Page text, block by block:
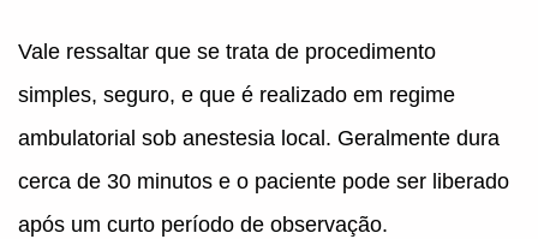
Vale ressaltar que se trata de procedimento
simples, seguro, e que é realizado em regime
ambulatorial sob anestesia local. Geralmente dura
cerca de 30 minutos e o paciente pode ser liberado
após um curto período de observação.